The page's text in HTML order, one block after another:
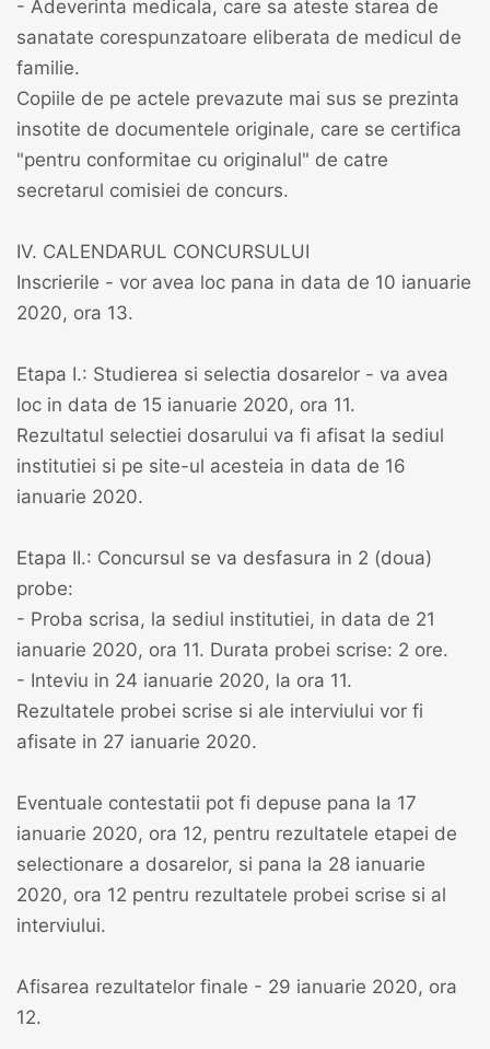
- Adeverinta medicala, care sa ateste starea de
sanatate corespunzatoare eliberata de medicul de
familie.
Copiile de pe actele prevazute mai sus se prezinta
insotite de documentele originale, care se certifica
"pentru conformitae cu originalul" de catre
secretarul comisiei de concurs.
IV. CALENDARUL CONCURSULUI
Inscrierile - vor avea loc pana in data de 10 ianuarie
2020, ora 13.
Etapa I.: Studierea si selectia dosarelor - va avea
loc in data de 15 ianuarie 2020, ora 11.
Rezultatul selectiei dosarului va fi afisat la sediul
institutiei si pe site-ul acesteia in data de 16
ianuarie 2020.
Etapa II.: Concursul se va desfasura in 2 (doua)
probe:
- Proba scrisa, la sediul institutiei, in data de 21
ianuarie 2020, ora 11. Durata probei scrise: 2 ore.
- Inteviu in 24 ianuarie 2020, la ora 11.
Rezultatele probei scrise si ale interviului vor fi
afisate in 27 ianuarie 2020.
Eventuale contestatii pot fi depuse pana la 17
ianuarie 2020, ora 12, pentru rezultatele etapei de
selectionare a dosarelor, si pana la 28 ianuarie
2020, ora 12 pentru rezultatele probei scrise si al
interviului.
Afisarea rezultatelor finale - 29 ianuarie 2020, ora
12.